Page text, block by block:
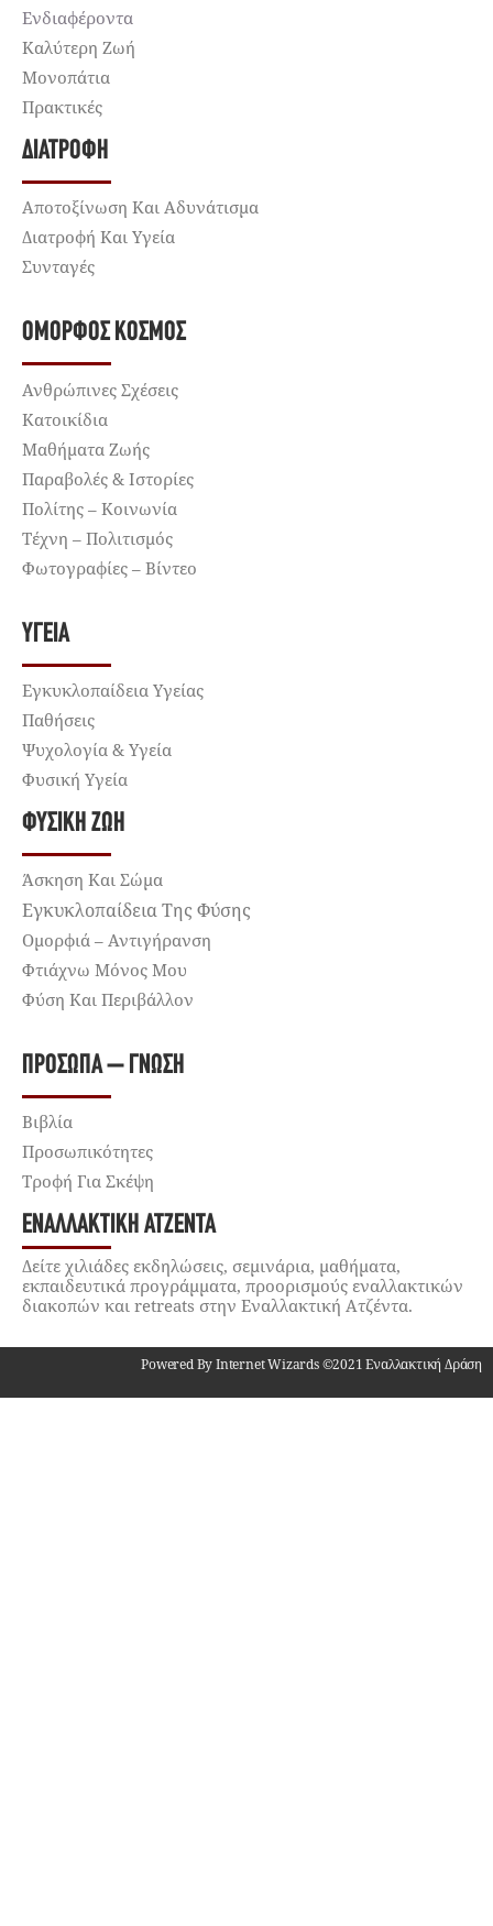
Ενδιαφέροντα
Καλύτερη Ζωή
Μονοπάτια
Πρακτικές
ΔΙΑΤΡΟΦΉ
Αποτοξίνωση Και Αδυνάτισμα
Διατροφή Και Υγεία
Συνταγές
ΌΜΟΡΦΟΣ ΚΌΣΜΟΣ
Ανθρώπινες Σχέσεις
Κατοικίδια
Μαθήματα Ζωής
Παραβολές & Ιστορίες
Πολίτης – Κοινωνία
Τέχνη – Πολιτισμός
Φωτογραφίες – Βίντεο
ΥΓΕΊΑ
Εγκυκλοπαίδεια Υγείας
Παθήσεις
Ψυχολογία & Υγεία
Φυσική Υγεία
ΦΥΣΙΚΉ ΖΩΉ
Άσκηση Και Σώμα
Εγκυκλοπαίδεια Της Φύσης
Ομορφιά – Αντιγήρανση
Φτιάχνω Μόνος Μου
Φύση Και Περιβάλλον
ΠΡΌΣΩΠΑ – ΓΝΏΣΗ
Βιβλία
Προσωπικότητες
Τροφή Για Σκέψη
ΕΝΑΛΛΑΚΤΙΚΉ ΑΤΖΈΝΤΑ
Δείτε χιλιάδες εκδηλώσεις, σεμινάρια, μαθήματα,
εκπαιδευτικά προγράμματα, προορισμούς εναλλακτικών
διακοπών και retreats στην Εναλλακτική Ατζέντα.
Powered By Internet Wizards ©2021 Εναλλακτική Δράση